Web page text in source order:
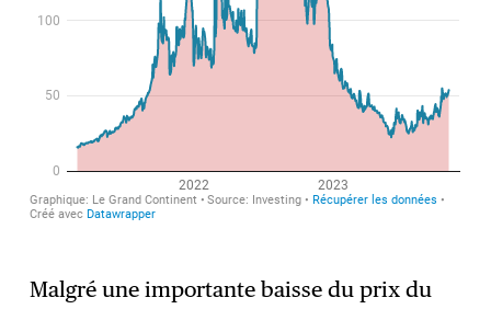
Malgré une importante baisse du prix du